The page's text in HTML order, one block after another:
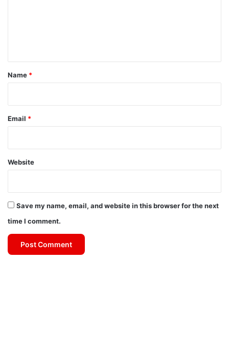
*
Name *
Email *
Website
Save my name, email, and website in this browser for the next
time I comment.